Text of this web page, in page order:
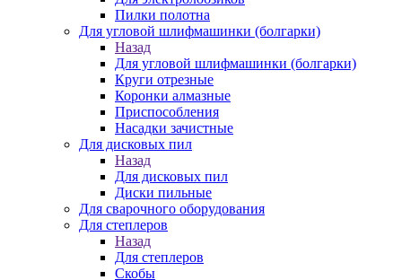
Пилки полотна
Для угловой шлифмашинки (болгарки)
Назад
Для угловой шлифмашинки (болгарки)
Круги отрезные
Коронки алмазные
Приспособления
Насадки зачистные
Для дисковых пил
Назад
Для дисковых пил
Диски пильные
Для сварочного оборудования
Для степлеров
Назад
Для степлеров
Скобы